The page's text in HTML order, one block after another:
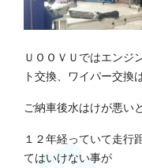
ＵＯＯＶＵではエンジ
ト交換、ワイパー交換
ご納車後水はけが悪い
１２年経っていて走行
てはいけない事が